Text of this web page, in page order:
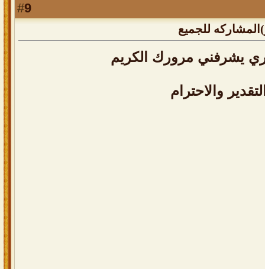
9
للجميع
يشرفني مرورك الكريم
والاحترام